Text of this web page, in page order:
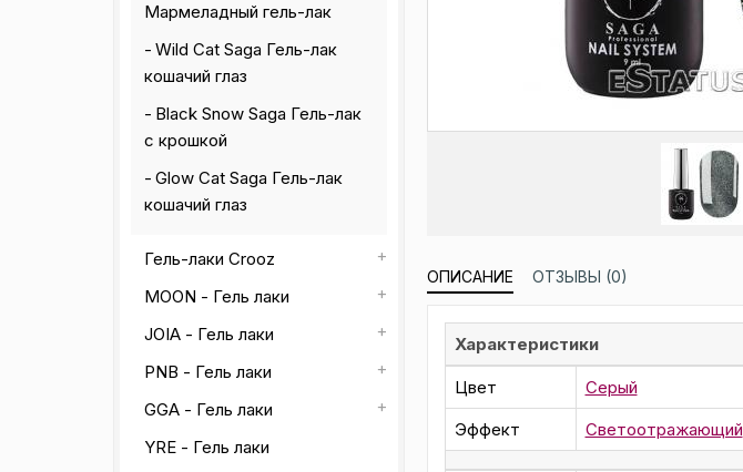
Мармеладный гель-лак
Wild Cat Saga Гель-лак
кошачий глаз
Black Snow Saga Гель-лак
с крошкой
Glow Cat Saga Гель-лак
кошачий глаз
Гель-лаки Crooz
MOON - Гель лаки
JOIA - Гель лаки
PNB - Гель лаки
GGA - Гель лаки
YRE - Гель лаки
ОПИСАНИЕ ОТЗЫВЫ (0)
Характеристики
Цвет
Серый
Эффект
Светоотражающий